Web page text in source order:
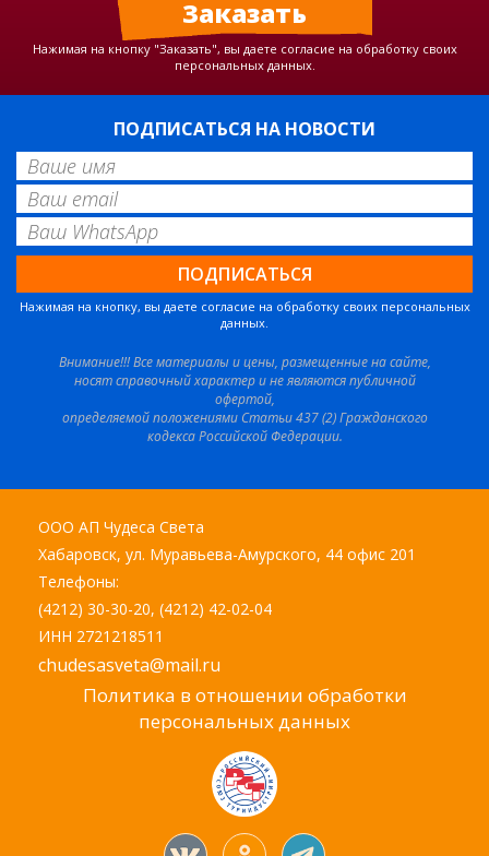
Нажимая на кнопку "Заказать", вы даете согласие на обработку своих
персональных данных.
ПОДПИСАТЬСЯ НА НОВОСТИ
Нажимая на кнопку, вы даете согласие на обработку своих персональных
данных.
Внимание!!! Все материалы и цены, размещенные на сайте,
носят справочный характер и не являются публичной
офертой,
определяемой положениями Статьи 437 (2) Гражданского
кодекса Российской Федерации.
ООО АП Чудеса Света
Хабаровск, ул. Муравьева-Амурского, 44 офис 201
Телефоны:
(4212) 30-30-20, (4212) 42-02-04
ИНН 2721218511
chudesasveta@mail.ru
Политика в отношении обработки
персональных данных